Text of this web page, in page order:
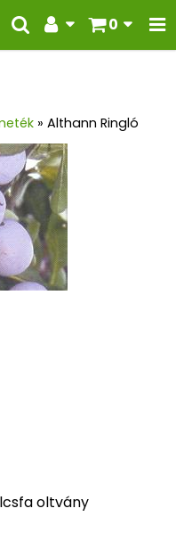
0
» Althann Ringló
oltvány